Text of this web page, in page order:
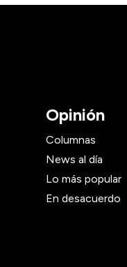
Opinión
Columnas
News al día
Lo más popular
En desacuerdo